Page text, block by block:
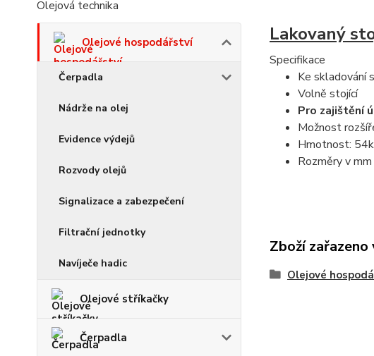
Olejová technika
Olejové hospodářství
Čerpadla
Nádrže na olej
Evidence výdejů
Rozvody olejů
Signalizace a zabezpečení
Filtrační jednotky
Navíječe hadic
Olejové stříkačky
Čerpadla
Lakovaný
Specifikace
Ke skladování
Volně stojící
Pro zajištění
Možnost
Hmotnost:
Rozměry v
Zboží
Olejové